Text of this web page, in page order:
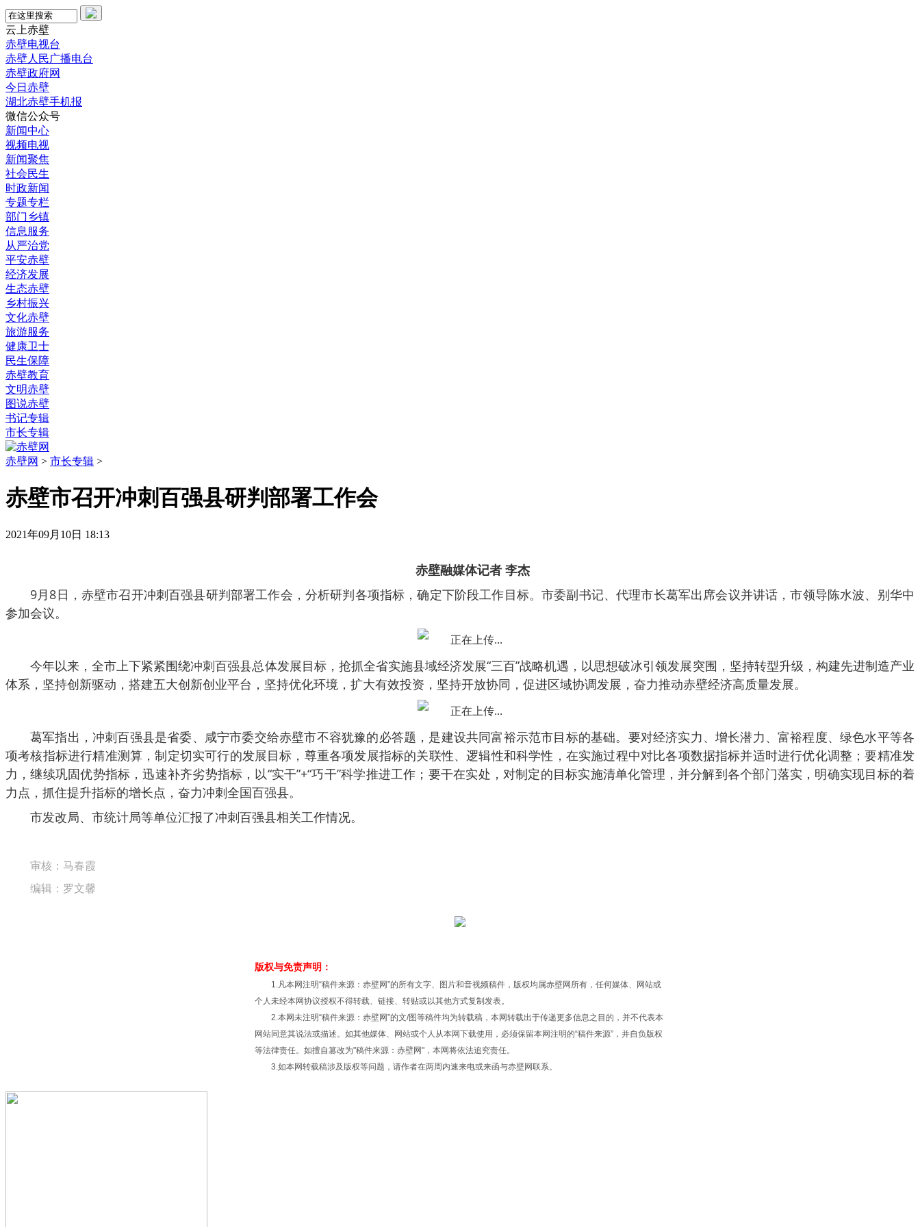
云上赤壁
赤壁电视台
赤壁人民广播电台
赤壁政府网
今日赤壁
湖北赤壁手机报
微信公众号
新闻中心
视频电视
新闻聚焦
社会民生
时政新闻
专题专栏
部门乡镇
信息服务
从严治党
平安赤壁
经济发展
生态赤壁
乡村振兴
文化赤壁
旅游服务
健康卫士
民生保障
赤壁教育
文明赤壁
图说赤壁
书记专辑
市长专辑
赤壁网 > 市长专辑 >
赤壁市召开冲刺百强县研判部署工作会
2021年09月10日 18:13
赤壁融媒体记者 李杰
9月8日，赤壁市召开冲刺百强县研判部署工作会，分析研判各项指标，确定下阶段工作目标。市委副书记、代理市长葛军出席会议并讲话，市领导陈水波、别华中
参加会议。
今年以来，全市上下紧紧围绕冲刺百强县总体发展目标，抢抓全省实施县域经济发展“三百”战略机遇，以思想破冰引领发展突围，坚持转型升级，构建先进制造产业
体系，坚持创新驱动，搭建五大创新创业平台，坚持优化环境，扩大有效投资，坚持开放协同，促进区域协调发展，奋力推动赤壁经济高质量发展。
葛军指出，冲刺百强县是省委、咸宁市委交给赤壁市不容犹豫的必答题，是建设共同富裕示范市目标的基础。要对经济实力、增长潜力、富裕程度、绿色水平等各
项考核指标进行精准测算，制定切实可行的发展目标，尊重各项发展指标的关联性、逻辑性和科学性，在实施过程中对比各项数据指标并适时进行优化调整；要精准发
力，继续巩固优势指标，迅速补齐劣势指标，以“实干”+“巧干”科学推进工作；要干在实处，对制定的目标实施清单化管理，并分解到各个部门落实，明确实现目标的着
力点，抓住提升指标的增长点，奋力冲刺全国百强县。
市发改局、市统计局等单位汇报了冲刺百强县相关工作情况。
审核：马春霞
编辑：罗文馨
版权与免责声明：
1.凡本网注明“稿件来源：赤壁网”的所有文字、图片和音视频稿件，版权均属赤壁网所有，任何媒体、网站或
个人未经本网协议授权不得转载、链接、转贴或以其他方式复制发表。
2.本网未注明“稿件来源：赤壁网”的文/图等稿件均为转载稿，本网转载出于传递更多信息之目的，并不代表本
网站同意其说法或描述。如其他媒体、网站或个人从本网下载使用，必须保留本网注明的“稿件来源”，并自负版权
等法律责任。如擅自篡改为"稿件来源：赤壁网"，本网将依法追究责任。
3.如本网转载稿涉及版权等问题，请作者在两周内速来电或来函与赤壁网联系。